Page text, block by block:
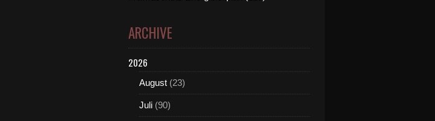
ARCHIVE
2026
August (23)
Juli (90)